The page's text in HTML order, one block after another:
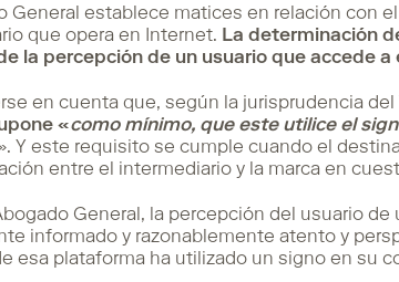
General establece matices en relación con
que opera en Internet. La determinación
la percepción de un usuario que accede a
en cuenta que, según la jurisprudencia del
«como mínimo, que este utilice el
Y este requisito se cumple cuando el
entre el intermediario y la marca en
General, la percepción del usuario
informado y razonablemente atento y
esa plataforma ha utilizado un signo en su